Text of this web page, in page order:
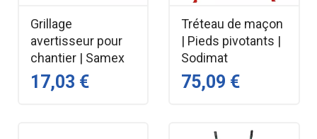
Grillage
avertisseur pour
chantier | Samex
17,03 €
Tréteau de maçon
| Pieds pivotants |
Sodimat
75,09 €